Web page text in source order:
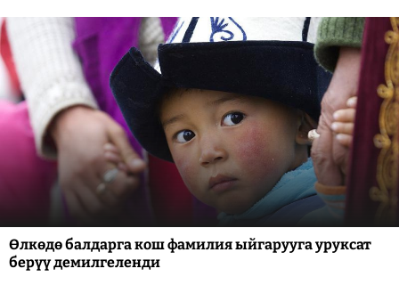
Өлкөдө балдарга кош фамилия ыйгарууга уруксат
берүү демилгеленди